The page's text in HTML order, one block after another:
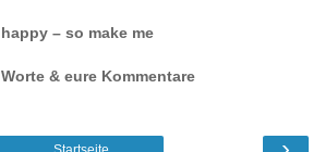
– so make me
& eure Kommentare